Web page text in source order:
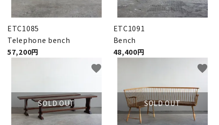
ETC1085
Telephone bench
57,200円
ETC1091
Bench
48,400円
SOLD OUT
favorite
SOLD OUT
favorite